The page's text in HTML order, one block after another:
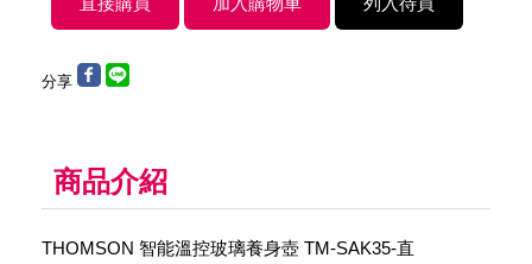
分享
商品介紹
THOMSON 智能溫控玻璃養身壺 TM-SAK35-直